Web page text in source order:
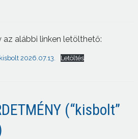
alábbi linken letölthető:
2026.07.13. Letöltés
(“kisbolt”